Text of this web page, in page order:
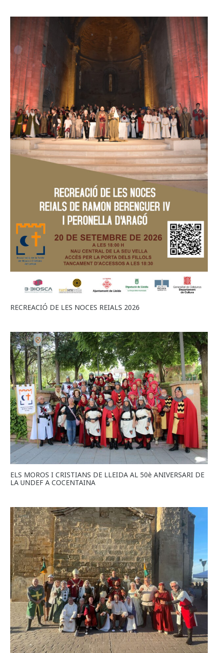
RECREACIÓ DE LES NOCES REIALS 2026
ELS MOROS I CRISTIANS DE LLEIDA AL 50è ANIVERSARI DE
LA UNDEF A COCENTAINA